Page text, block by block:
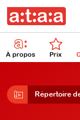
À propos Prix
Répertoire